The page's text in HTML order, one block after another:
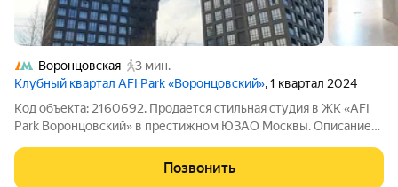
Воронцовская
3 мин.
Клубный квартал AFI Park «Воронцовский», 1 квартал 2024
Код объекта: 2160692. Продается стильная студия в ЖК «AFI
Park Воронцовский» в престижном ЮЗАО Москвы. Описание
с готовым, изысканным дизайнерским ремонтом. Statement
гениального
Позвонить